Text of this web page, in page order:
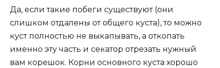
Да, если такие побеги существуют (они
слишком отдалены от общего куста), то можно
куст полностью не выкапывать, а откопать
именно эту часть и секатор отрезать нужный
вам корешок. Корни основного куста хорошо